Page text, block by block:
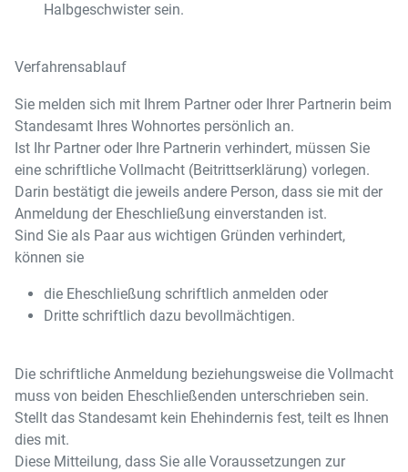
Halbgeschwister sein.
Verfahrensablauf
Sie melden sich mit Ihrem Partner oder Ihrer Partnerin beim
Standesamt Ihres Wohnortes persönlich an.
Ist Ihr Partner oder Ihre Partnerin verhindert, müssen Sie
eine schriftliche Vollmacht (Beitrittserklärung) vorlegen.
Darin bestätigt die jeweils andere Person, dass sie mit der
Anmeldung der Eheschließung einverstanden ist.
Sind Sie als Paar aus wichtigen Gründen verhindert,
können sie
die Eheschließung schriftlich anmelden oder
Dritte schriftlich dazu bevollmächtigen.
Die schriftliche Anmeldung beziehungsweise die Vollmacht
muss von beiden Eheschließenden unterschrieben sein.
Stellt das Standesamt kein Ehehindernis fest, teilt es Ihnen
dies mit.
Diese Mitteilung, dass Sie alle Voraussetzungen zur